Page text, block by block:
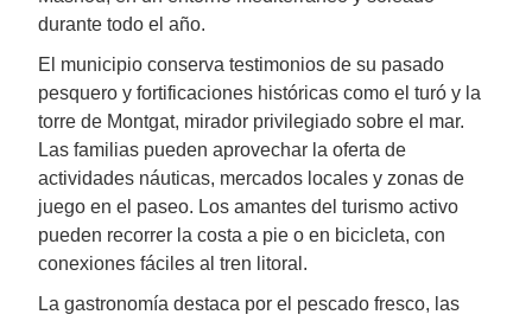
durante todo el año.
El municipio conserva testimonios de su pasado
pesquero y fortificaciones históricas como el turó y la
torre de Montgat, mirador privilegiado sobre el mar.
Las familias pueden aprovechar la oferta de
actividades náuticas, mercados locales y zonas de
juego en el paseo. Los amantes del turismo activo
pueden recorrer la costa a pie o en bicicleta, con
conexiones fáciles al tren litoral.
La gastronomía destaca por el pescado fresco, las